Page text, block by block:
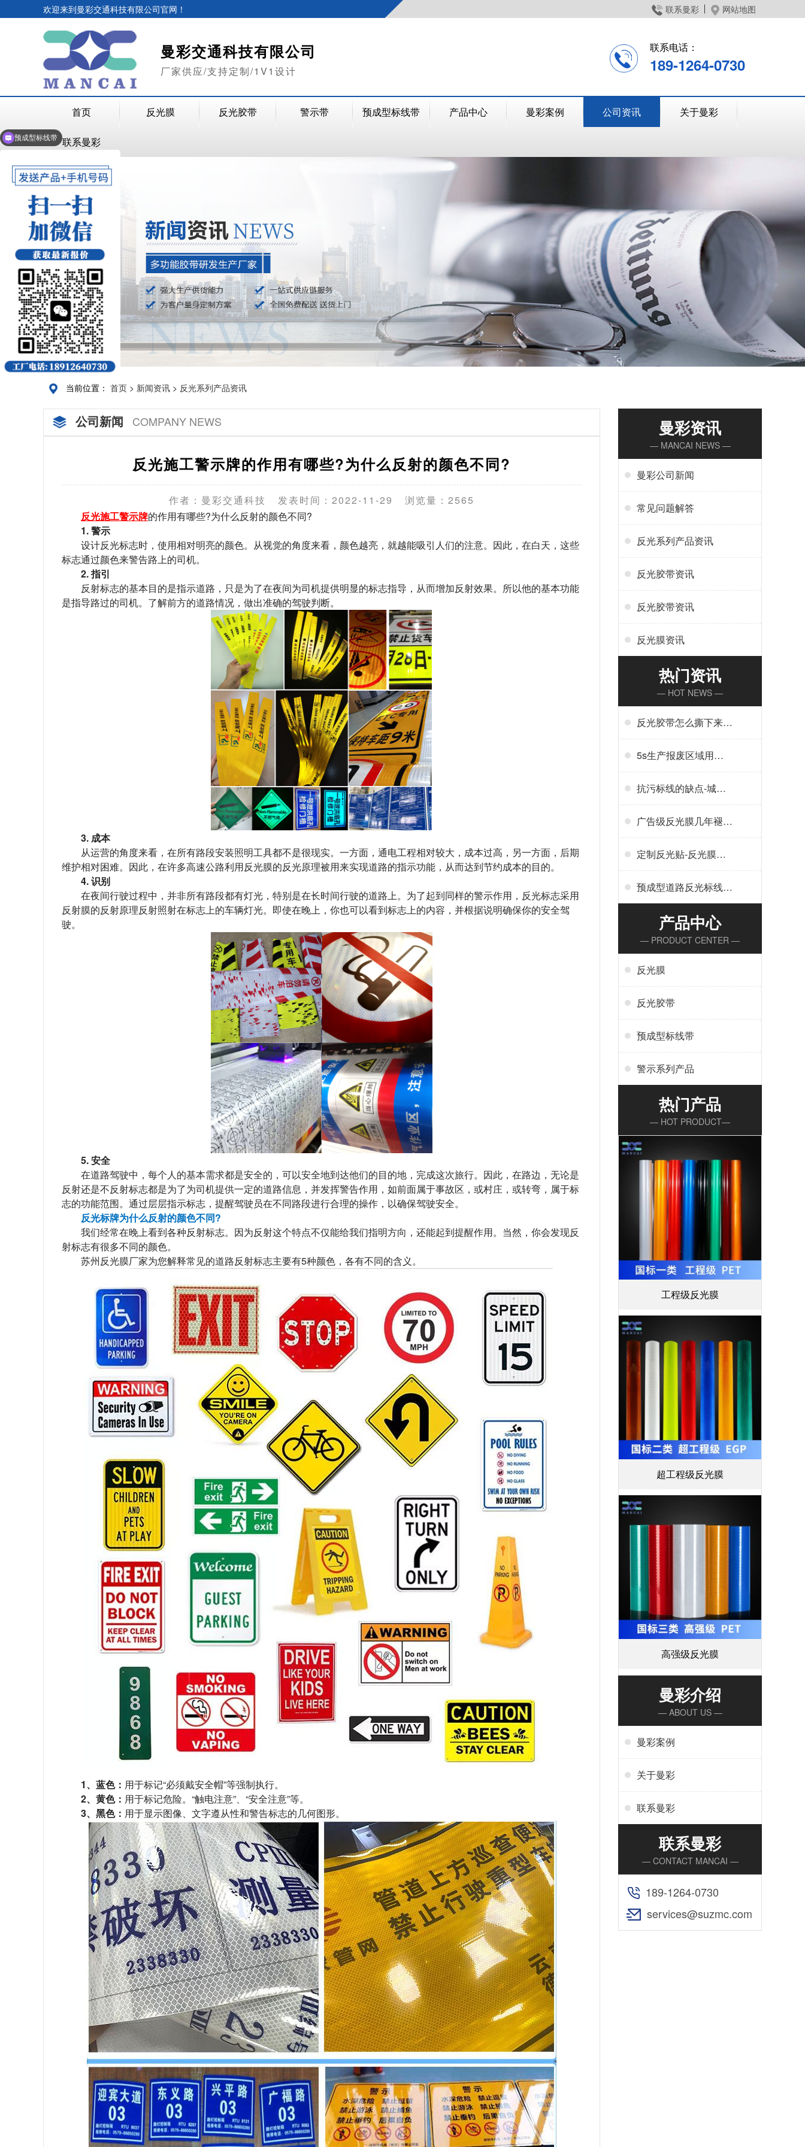
欢迎来到曼彩交通科技有限公司官网！ 联系曼彩 网站地图
曼彩交通科技有限公司
厂家供应/支持定制/1V1设计
联系电话：
189-1264-0730
首页 反光膜 反光胶带 警示带 预成型标线带 产品中心 曼彩案例 公司资讯 关于曼彩
联系曼彩
当前位置： 首页 > 新闻资讯 > 反光系列产品资讯
公司新闻 COMPANY NEWS
反光施工警示牌的作用有哪些?为什么反射的颜色不同?
作者：曼彩交通科技 发表时间：2022-11-29
浏览量：2565
反光施工警示牌的作用有哪些?为什么反射的颜色不同?
1. 警示
设计反光标志时，使用相对明亮的颜色。从视觉的角度来看，颜色越亮，就越能吸引人们的注意。因此，在白天，这些
标志通过颜色来警告路上的司机。
2. 指引
反射标志的基本目的是指示道路，只是为了在夜间为司机提供明显的标志指导，从而增加反射效果。所以他的基本功能
是指导路过的司机。了解前方的道路情况，做出准确的驾驶判断。
3. 成本
从运营的角度来看，在所有路段安装照明工具都不是很现实。一方面，通电工程相对较大，成本过高，另一方面，后期
维护相对困难。因此，在许多高速公路利用反光膜的反光原理被用来实现道路的指示功能，从而达到节约成本的目的。
4. 识别
在夜间行驶过程中，并非所有路段都有灯光，特别是在长时间行驶的道路上。为了起到同样的警示作用，反光标志采用
反射膜的反射原理反射照射在标志上的车辆灯光。即使在晚上，你也可以看到标志上的内容，并根据说明确保你的安全驾
驶。
5. 安全
在道路驾驶中，每个人的基本需求都是安全的，可以安全地到达他们的目的地，完成这次旅行。因此，在路边，无论是
反射还是不反射标志都是为了为司机提供一定的道路信息，并发挥警告作用，如前面属于事故区，或村庄，或转弯，属于标
志的功能范围。通过层层指示标志，提醒驾驶员在不同路段进行合理的操作，以确保驾驶安全。
反光标牌为什么反射的颜色不同?
我们经常在晚上看到各种反射标志。因为反射这个特点不仅能给我们指明方向，还能起到提醒作用。当然，你会发现反
射标志有很多不同的颜色。
苏州反光膜厂家为您解释常见的道路反射标志主要有5种颜色，各有不同的含义。
1、蓝色： 用于标记“必须戴安全帽”等强制执行。
2、黄色： 用于标记危险。“触电注意”、“安全注意”等。
3、黑色： 用于显示图像、文字遵从性和警告标志的几何图形。
曼彩资讯
— MANCAI NEWS —
曼彩公司新闻
常见问题解答
反光系列产品资讯
反光胶带资讯
反光胶带资讯
反光膜资讯
热门资讯
— HOT NEWS —
反光胶带怎么撕下来-
反光胶带怎么清洗
5s生产报废区域用什
么标线-5s地标线区域
管理标准
抗污标线的缺点-城市
抗污标线的应用
广告级反光膜几年褪
色-广告反光膜一平米
多少钱
定制反光贴-反光膜印
刷,刻字,丝印,喷绘,形状
规格任意定制厂家定制
预成型道路反光标线贴
干啥用-交通标志、停
车位划线、高速标线、
管道反光标识厂家
产品中心
— PRODUCT CENTER —
反光膜
反光胶带
预成型标线带
警示系列产品
热门产品
— HOT PRODUCT—
工程级反光膜
超工程级反光膜
高强级反光膜
曼彩介绍
— ABOUT US —
曼彩案例
关于曼彩
联系曼彩
联系曼彩
— CONTACT MANCAI —
189-1264-0730
services@suzmc.com
夜光膜